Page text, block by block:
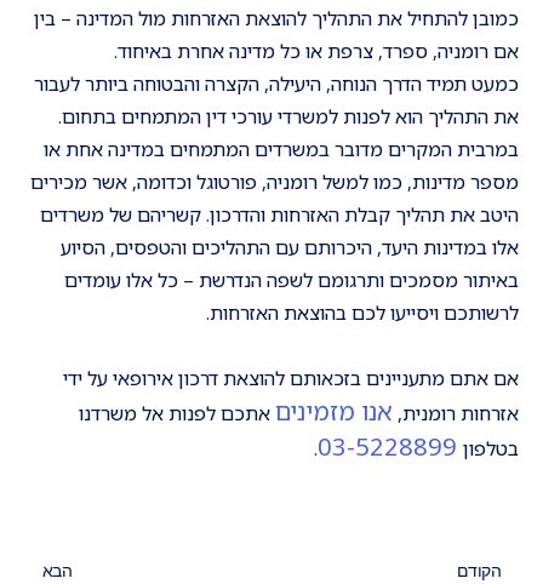
כמובן להתחיל את התהליך להוצאת האזרחות מול המדינה – בין
אם רומניה, ספרד, צרפת או כל מדינה אחרת באיחוד.
כמעט תמיד הדרך הנוחה, היעילה, הקצרה והבטוחה ביותר לעבור
את התהליך הוא לפנות למשרדי עורכי דין המתמחים בתחום.
במרבית המקרים מדובר במשרדים המתמחים במדינה אחת או
מספר מדינות, כמו למשל רומניה, פורטוגל וכדומה, אשר מכירים
היטב את תהליך קבלת האזרחות והדרכון. קשריהם של משרדים
אלו במדינות היעד, היכרותם עם התהליכים והטפסים, הסיוע
באיתור מסמכים ותרגומם לשפה הנדרשת – כל אלו עומדים
לרשותכם ויסייעו לכם בהוצאת האזרחות.
אם אתם מתעניינים בזכאותם להוצאת דרכון אירופאי על ידי
אזרחות רומנית, אנו מזמינים אתכם לפנות אל משרדנו
בטלפון
.
הקודם הבא